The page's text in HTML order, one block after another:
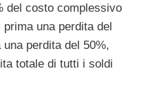
del costo complessivo
una perdita del
perdita del 50%,
totale di tutti i soldi